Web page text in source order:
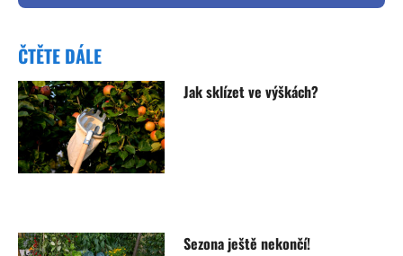
ČTĚTE DÁLE
Jak sklízet ve výškách?
Sezona ještě nekončí!